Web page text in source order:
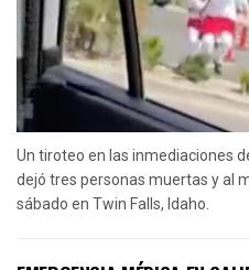
Un tiroteo en las inmediaciones
dejó tres personas muertas y al
sábado en Twin Falls, Idaho.